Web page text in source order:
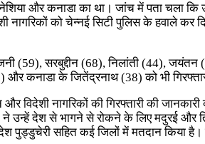
और कनाडा का था। जांच में पता चला कि
नागरिकों को चेन्नई सिटी पुलिस के हवाले
सरबुद्दीन (68), निलांती (44), जयंतन
और कनाडा के जितेंद्रनाथ (38) को भी
विदेशी नागरिकों की गिरफ्तारी की
देश से भागने से रोकने के लिए मदुरई और
पुड्डुचेरी सहित कई जिलों में मतदान किया